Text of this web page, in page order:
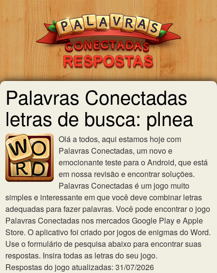
Palavras Conectadas
letras de busca: plnea
Olá a todos, aqui estamos hoje com
Palavras Conectadas, um novo e
emocionante teste para o Android, que está
em nossa revisão e encontrar soluções.
Palavras Conectadas é um jogo muito
simples e interessante em que você deve combinar letras
adequadas para fazer palavras. Você pode encontrar o jogo
Palavras Conectadas nos mercados Google Play e Apple
Store. O aplicativo foi criado por jogos de enigmas do Word.
Use o formulário de pesquisa abaixo para encontrar suas
respostas. Insira todas as letras do seu jogo.
Respostas do jogo atualizadas: 31/07/2026